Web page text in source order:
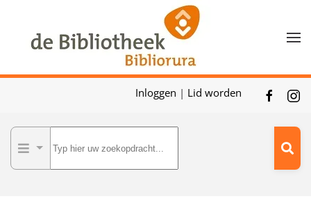
Skip to main content
Inloggen | Lid worden